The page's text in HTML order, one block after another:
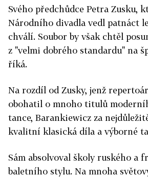
Svého předchůdce Petra Zusku,
Národního divadla vedl patnáct
chválí. Soubor by však chtěl
z "velmi dobrého standardu" na
říká.
Na rozdíl od Zusky, jenž
obohatil o mnoho titulů
tance, Barankiewicz za
kvalitní klasická díla a výborné
Sám absolvoval školy ruského a
baletního stylu. Na mnoha